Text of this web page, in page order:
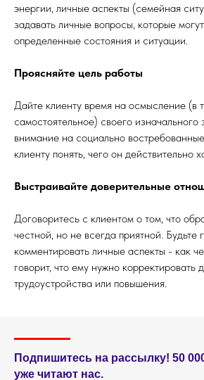
энергии, личные аспекты (семейная
задавать личные вопросы, которые
определенные состояния и ситуации.
Проясняйте цель работы
Дайте клиенту время на осмысление (в
самостоятельное) своего
внимание на социально
клиенту понять, чего он действительно
Выстраивайте доверительные
Договоритесь с клиентом о том, что
честной, но не всегда приятной. Будьте
комментировать личные аспекты - как
говорит, что ему нужно корректировать
трудоустройства или повышения.
Подпишитесь на рассылку! 50
уже читают нас.